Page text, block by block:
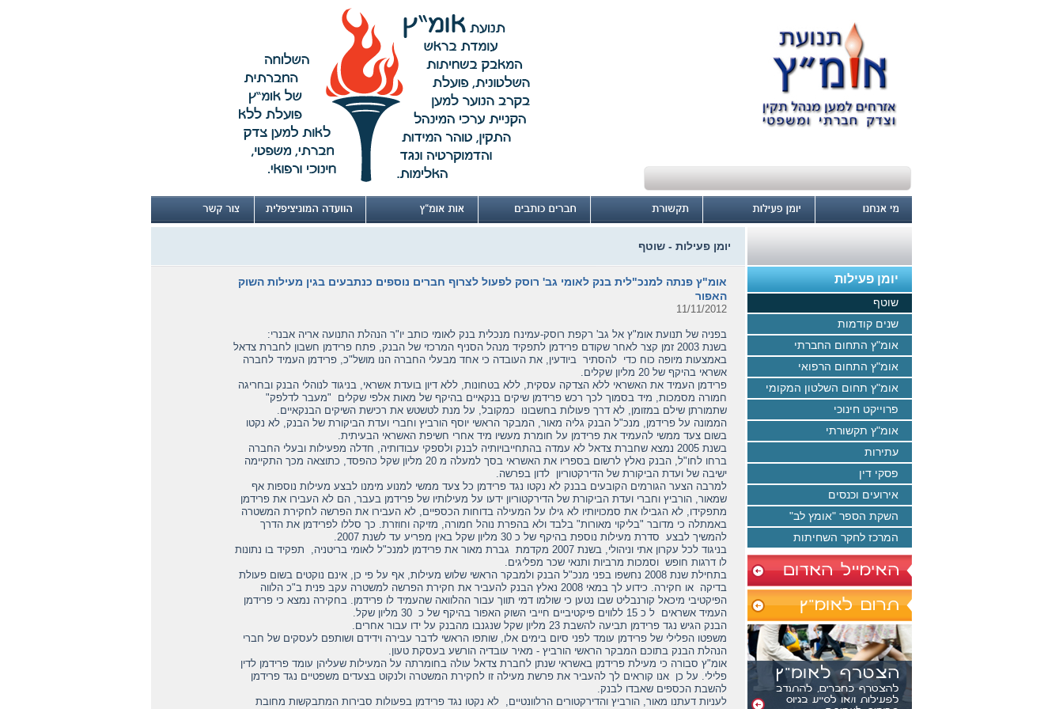
יומן פעילות - שוטף
אומ"ץ פנתה למנכ"לית בנק לאומי גב' רוסק לפעול לצרוף חברים נוספים כנתבעים בגין מעילות השוק
האפור
11/11/2012
בפניה של תנועת אומ"ץ אל גב' רקפת רוסק-עמינח מנכלית בנק לאומי כותב יו"ר הנהלת התנועה אריה אבנרי:
בשנת 2003 זמן קצר לאחר שקודם פרידמן לתפקיד מנהל הסניף המרכזי של הבנק, פתח פרידמן חשבון לחברת צדאל
באמצעות מיופה כוח כדי להסתיר ביודעין, את העובדה כי אחד מבעלי החברה הנו מושל"כ, פרידמן העמיד לחברה
אשראי בהיקף של 20 מליון שקלים.
פרידמן העמיד את האשראי ללא הצדקה עסקית, ללא בטחונות, ללא דיון בועדת אשראי, בניגוד לנוהלי הבנק ובחריגה
חמורה מסמכות, מיד בסמוך לכך רכש פרידמן שיקים בנקאיים בהיקף של מאות אלפי שקלים "מעבר לדלפק"
שתמורתן שילם במזומן, לא דרך פעולות בחשבונו כמקובל, על מנת לטשטש את רכישת השיקים הבנקאיים.
הממונה על פרידמן, מנכ"ל הבנק גליה מאור, המבקר הראשי יוסף הורביץ וחברי ועדת הביקורת של הבנק, לא נקטו
בשום צעד ממשי להעמיד את פרידמן על חומרת מעשיו מיד אחרי חשיפת האשראי הבעיתית.
בשנת 2005 נמצא שחברת צדאל לא עמדה בהתחייבויותיה לבנק ולספקי עבודותיה, חדלה מפעילות ובעלי החברה
ברחו לחו"ל, הבנק נאלץ לרשום בספריו את האשראי בסך למעלה מ 20 מליון שקל כהפסד, כתוצאה מכך התקיימה
ישיבה של ועדת הביקורת של הדירקטוריון לדון בפרשה.
למרבה הצער הגורמים הקובעים בבנק לא נקטו נגד פרידמן כל צעד ממשי למנוע מימנו לבצע מעילות נוספות אף
שמאור, הורביץ וחברי ועדת הביקורת של הדירקטוריון ידעו על מעילותיו של פרידמן בעבר, הם לא העבירו את פרידמן
מתפקידו, לא הגבילו את סמכויותיו לא גילו על המעילה בדוחות הכספיים, לא העבירו את הפרשה לחקירת המשטרה
באמתלה כי מדובר "בליקוי מאורות" בלבד ולא בהפרת נוהל חמורה, מזיקה וחוזרת. כך סללו לפרידמן את הדרך
להמשיך לבצע סדרת מעילות נוספת בהיקף של כ 30 מליון שקל באין מפריע עד לשנת 2007.
בניגוד לכל עקרון אתי וניהולי, בשנת 2007 מקדמת גברת מאור את פרידמן למנכ"ל לאומי בריטניה, תפקיד בו נתונות
לו דרגות חופש וסמכות מרביות ותנאי שכר מפליגים.
בתחילת שנת 2008 נחשפו בפני מנכ"ל הבנק ולמבקר הראשי שלוש מעילות, אף על פי כן, אינם נוקטים בשום פעולת
בדיקה או חקירה. כידוע לך במאי 2008 נאלץ הבנק להעביר את חקירת הפרשה למשטרה עקב פנית ב"כ הלווה
הפיקטיבי מיכאל קורנבליט שבו נטען כי שולמו דמי תווך עבור ההלוואה שהעמיד לו פרידמן. בחקירה נמצא כי פרידמן
העמיד אשראים ל כ 15 ללווים פיקטיביים חייבי השוק האפור בהיקף של כ 30 מליון שקל.
הבנק הגיש נגד פרידמן תביעה להשבת 23 מליון שקל שנגנבו מהבנק על ידו עבור אחרים.
משפטו הפלילי של פרידמן עומד לפני סיום בימים אלו, שותפו הראשי לדבר עבירה וידידם ושותפם לעסקים של חברי
הנהלת הבנק בתוכם המבקר הראשי הורביץ - מאיר עובדיה הורשע בעסקת טעון.
אומ"ץ סבורה כי מעילת פרידמן באשראי שנתן לחברת צדאל עולה בחומרתה על המעילות שעליהן עומד פרידמן לדין
פלילי. על כן אנו קוראים לך להעביר את פרשת מעילה זו לחקירת המשטרה ולנקוט בצעדים משפטיים נגד פרידמן
להשבת הכספים שאבדו לבנק.
לעניות דעתנו מאור, הורביץ והדירקטורים הרלוונטיים, לא נקטו נגד פרידמן בפעולות סבירות המתבקשות מחובת
יומן פעילות
שוטף
שנים קודמות
אומ"ץ התחום החברתי
אומ"ץ התחום הרפואי
אומ"ץ תחום השלטון המקומי
פרוייקט חינוכי
אומ"ץ תקשורתי
עתירות
פסקי דין
אירועים וכנסים
השקת הספר "אומץ לב"
המרכז לחקר השחיתות